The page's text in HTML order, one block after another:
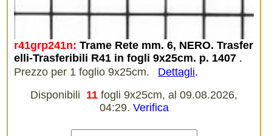
r41grp241n: Trame Rete mm. 6, NERO. Trasfer
elli-Trasferibili R41 in fogli 9x25cm. p. 1407 .
Prezzo per 1 foglio 9x25cm.
Dettagli.
Disponibili 11 fogli 9x25cm, al 09.08.2026,
04:29. Verifica